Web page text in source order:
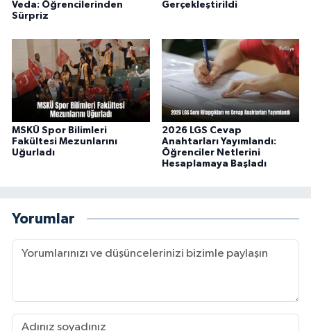
Veda: Öğrencilerinden
Sürpriz
Gerçekleştirildi
MSKÜ Spor Bilimleri
Fakültesi Mezunlarını
Uğurladı
2026 LGS Cevap
Anahtarları Yayımlandı:
Öğrenciler Netlerini
Hesaplamaya Başladı
Yorumlar